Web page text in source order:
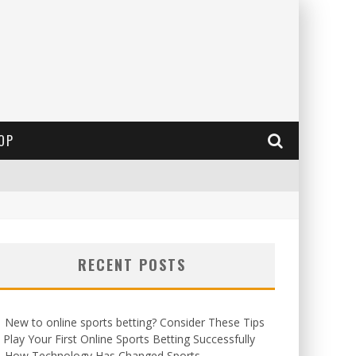
RECENT POSTS
New to online sports betting? Consider These Tips
Your First Online Sports Betting Successfully